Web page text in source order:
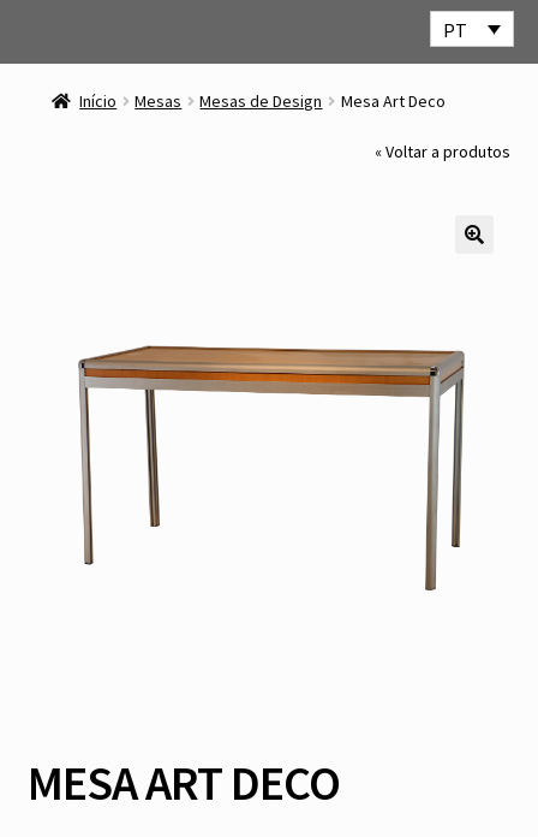
PT
Início Mesas Mesas de Design Mesa Art Deco
« Voltar a produtos
MESA ART DECO